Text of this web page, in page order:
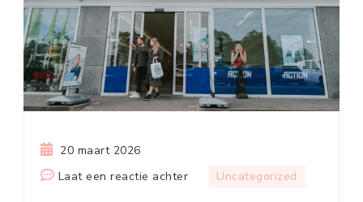
20 maart 2026
Laat een reactie achterop
Uncategorized